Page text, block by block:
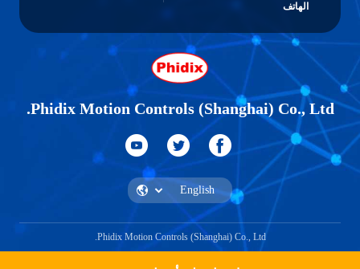
الهاتف
Phidix Motion Controls (Shanghai) Co., Ltd.
Phidix Motion Controls (Shanghai) Co., Ltd.